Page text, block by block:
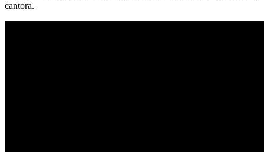
cantora.